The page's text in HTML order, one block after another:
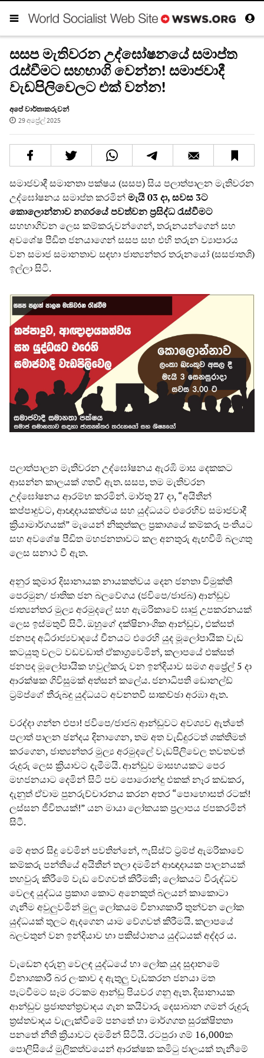
සසප මැතිවරන උද්ඝෝෂනයේ සමාප්ත
රැස්වීමට සහභාගි වෙන්න! සමාජවාදී
වැඩපිලිවෙලට එක් වන්න!
අපේ වාර්තාකරුවන්
29 අප්‍රේල් 2025
සමාජවාදී සමානතා පක්ෂය (සසප) සිය පලාත්පාලන මැතිවරන
උද්ඝෝෂනය සමාප්ත කරමින්මැයි 03 දා, සවස 3ට
කොලොන්නාව නගරයේ පවත්වන ප්‍රසිද්ධ රැස්වීමට
සහභාගිවන ලෙස කම්කරුවන්ගෙන්, තරුනයන්ගෙන් සහ
අවශේෂ පීඩිත ජනයාගෙන් සසප සහ එහි තරුන ව්‍යාපාරය
වන සමාජ සමානතාව සඳහා ජාත්‍යන්තර තරුනයෝ (සසජාතශි)
ඉල්ලා සිටි.
පලාත්පාලන මැතිවරන උද්ඝෝෂනය ඇරඹි මාස දෙකකට
ආසන්න කාලයක් ගතවී ඇත. සසප, තම මැතිවරන
උද්ඝෝෂනය ආරම්භ කරමින්. මාර්තු 27 දා, “අයිතීන්
කප්පාදුවට, ආඥාදායකත්වය සහ යුද්ධයට එරෙහිව සමාජවාදී
ක්‍රියාමාර්ගයක්” මැයෙන් නිකුත්කල ප්‍රකාශයේ කම්කරු පංතියට
සහ අවශේෂ පීඩිත මහජනතාවට කල අනතුරු ඇඟවීමි බලගතු
ලෙස සනාථ වී ඇත.
අනුර කුමාර දිසානායක නායකත්වය දෙන ජනතා විමුක්ති
පෙරමුන/ ජාතික ජන බලවේගය (ජවිපෙ/ජාජබ) ආන්ඩුව
ජාත්‍යන්තර මුල්‍ය අරමුදලේ සහ ඇමරිකාවේ ඝෘජු උපකරනයක්
ලෙස ඉස්මතුවී සිටී. ඔහුගේ දක්ෂිනාංශික ආන්ඩුව, එක්සත්
ජනපද අධිරාජ්‍යවාදයේ චීනයට එරෙහි යුද මූලෝපායික වැඩ
කටයුතු වලට වඩවඩාත් ඒකාග්‍රවෙමින්, කලාපයේ එක්සත්
ජනපද මූලෝපායික හවුල්කරු වන ඉන්දියාව සමග අප්‍රේල් 5 දා
ආරක්ෂක ගිවිසුමක් අත්සන් කලේය. ජනාධිපති ඩොනල්ඩ්
ට්‍රම්ප්ගේ තීරුබදු යුද්ධයට අවනතවී සාකච්ඡා අරඹා ඇත.
වරද්දා ගන්න එපා! ජවිපෙ/ජාජබ ආන්ඩුවට අවශ්‍යව ඇත්තේ
පලාත් පාලන ඡන්දය දිනාගෙන, තම අත වැඩිදුරටත් ශක්තිමත්
කරගෙන, ජාත්‍යන්තර මුල්‍ය අරමුදලේ වැඩපිලිවෙල තවතවත්
රුදුරු ලෙස ක්‍රියාවට දැමීමයි. ආන්ඩුව මාසහයකට පෙර
මහජනයාට දෙමින් සිටි පච පොරොන්දු එකක් නෑර කඩකර,
දැනුත් ඒවාම පුනරුච්චාරනය කරන අතර “පොහොසත් රටක්!
ලස්සන ජීවිතයක්!” යන මායා ලෝකයක ප්‍රලාපය ජපකරමින්
සිටී.
මේ අතර සිදු වෙමින් පවතින්නේ, ෆැසිස්ට් ට්‍රම්ප් ඇමරිකාවේ
කම්කරු පන්තියේ අයිතීන් තලා දමමින් ආඥාදායක පාලනයක්
තහවුරු කිරීමේ වැඩ වේගවත් කිරීමකි; ලෝකයට විරුද්ධව
වෙලඳ යුද්ධය ප්‍රකාශ කොට අනෙකුත් බලයන් කාකොටා
ගැනීම අවුලුවමින් මුලු ලෝකයම විනාශකාරී තුන්වන ලෝක
යුද්ධයක් තුලට ඇදගෙන යාම වේගවත් කිරීමයි. කලාපයේ
බලවතුන් වන ඉන්දියාව හා පකිස්ථානය යුද්ධයක් අද්දර ය.
වැඩෙන දරුනු වෙලඳ යුද්ධයේ හා ලෝක යුද සුදානමේ
විනාශකාරී බර ලංකාව ද ඇතුලු වැඩකරන ජනයා මත
පැටවීමට සෑම රටකම ආන්ඩු පියවර ගනු ඇත. දිසානායක
ආන්ඩුව ප්‍රජාතන්ත්‍රවාදය ගැන කයිවාරු දෙසාබාන ගමන් රුදුරු
ත්‍රස්තවාදය වැලැක්වීමේ පනතේ හා මාර්ගගත සුරක්ෂිතතා
පනතේ නීති ක්‍රියාවට දමමින් සිටියි. රටපුරා ගම් 16,000ක
පොලිසියේ මුලිකත්වයෙන් ආරක්ෂක කමිටු ජාලයක් තැනීමේ